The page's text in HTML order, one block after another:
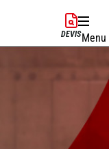
DEVISMenu